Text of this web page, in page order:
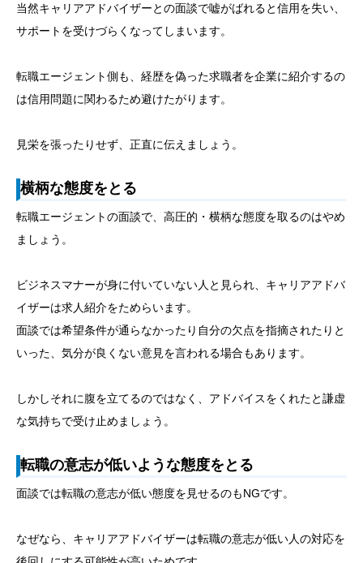
当然キャリアアドバイザーとの面談で嘘がばれると信用を失い、
サポートを受けづらくなってしまいます。
転職エージェント側も、経歴を偽った求職者を企業に紹介するの
は信用問題に関わるため避けたがります。
見栄を張ったりせず、正直に伝えましょう。
横柄な態度をとる
転職エージェントの面談で、高圧的・横柄な態度を取るのはやめ
ましょう。
ビジネスマナーが身に付いていない人と見られ、キャリアアドバ
イザーは求人紹介をためらいます。
面談では希望条件が通らなかったり自分の欠点を指摘されたりと
いった、気分が良くない意見を言われる場合もあります。
しかしそれに腹を立てるのではなく、アドバイスをくれたと謙虚
な気持ちで受け止めましょう。
転職の意志が低いような態度をとる
面談では転職の意志が低い態度を見せるのもNGです。
なぜなら、キャリアアドバイザーは転職の意志が低い人の対応を